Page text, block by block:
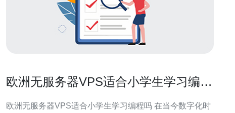
欧洲无服务器VPS适合小学生学习编程
欧洲无服务器VPS适合小学生学习编程吗 在当今数字化时